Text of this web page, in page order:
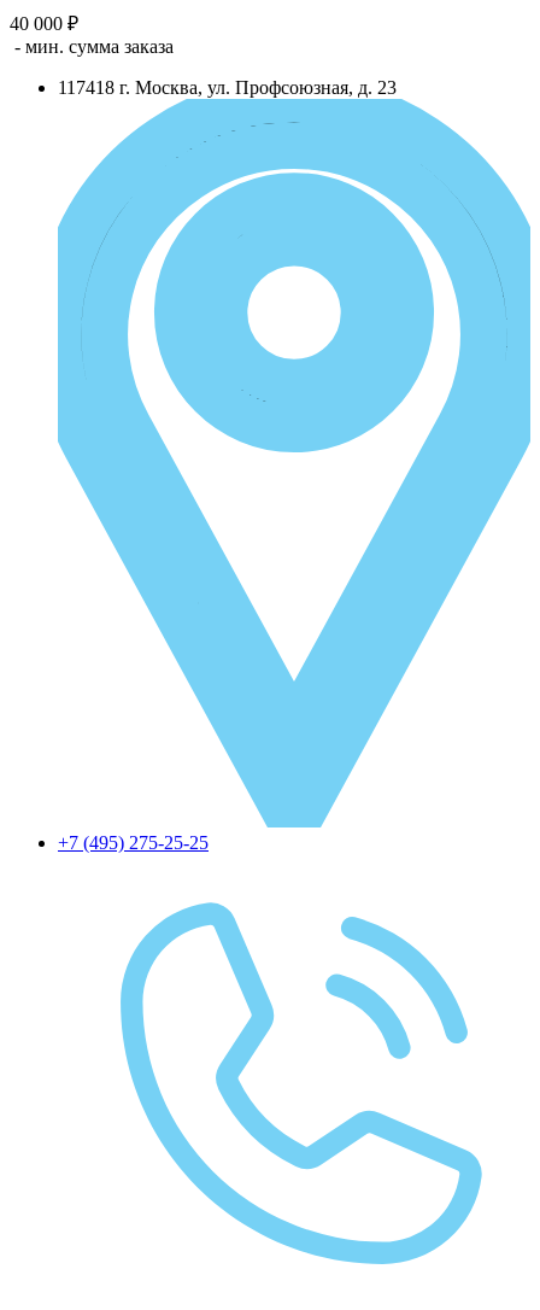
40 000 ₽
- мин. сумма заказа
117418 г. Москва, ул. Профсоюзная, д. 23
+7 (495) 275-25-25